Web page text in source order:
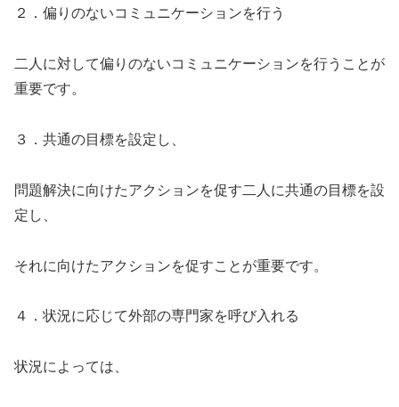
２．偏りのないコミュニケーションを行う
二人に対して偏りのないコミュニケーションを行うことが
重要です。
３．共通の目標を設定し、
問題解決に向けたアクションを促す二人に共通の目標を設
定し、
それに向けたアクションを促すことが重要です。
４．状況に応じて外部の専門家を呼び入れる
状況によっては、